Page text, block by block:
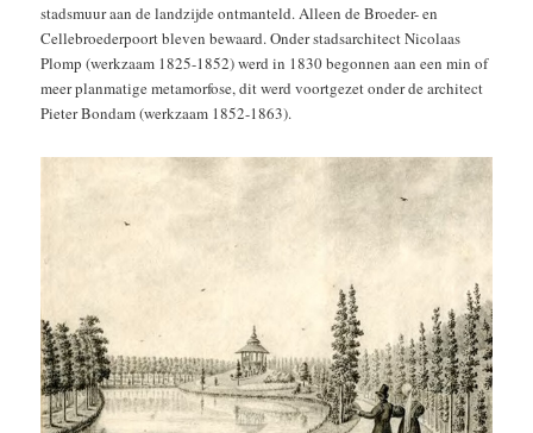
stadsmuur aan de landzijde ontmanteld. Alleen de Broeder- en
Cellebroederpoort bleven bewaard. Onder stadsarchitect Nicolaas
Plomp (werkzaam 1825-1852) werd in 1830 begonnen aan een min of
meer planmatige metamorfose, dit werd voortgezet onder de architect
Pieter Bondam (werkzaam 1852-1863).